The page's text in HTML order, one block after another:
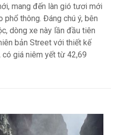
mang đến làn gió tươi mới
phổ thông. Đáng chú ý, bên
dòng xe này lần đầu tiên
bản Street với thiết kế
giá niêm yết từ 42,69